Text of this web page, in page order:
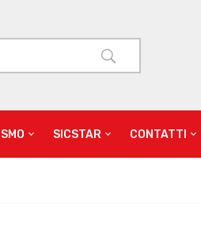
SICSTAR CONTATTI